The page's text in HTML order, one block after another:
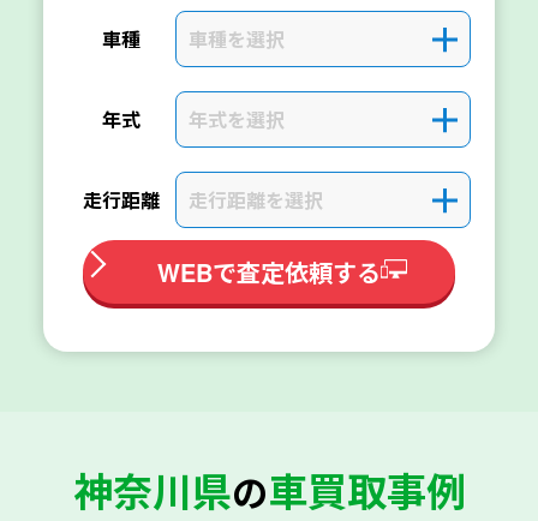
車種 車種を選択 ＋
年式 年式を選択 ＋
走行距離 走行距離を選択 ＋
WEBで査定依頼する
神奈川県の車買取事例